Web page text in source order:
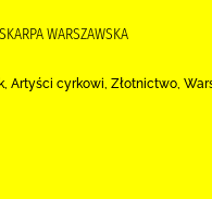
WARSZAWSKA
Artyści cyrkowi, Złotnictwo,